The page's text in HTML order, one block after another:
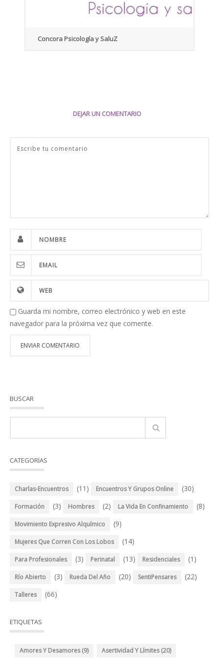
Concora Psicología y SaluZ
DEJAR UN COMENTARIO
Guarda mi nombre, correo electrónico y web en este
navegador para la próxima vez que comente.
BUSCAR
CATEGORÍAS
Charlas-Encuentros (11) Encuentros Y Grupos Online (30)
Formación (3) Hombres (2) La Vida En Confinamiento (8)
Movimiento Expresivo Alquímico (9)
Mujeres Que Corren Con Los Lobos (14)
Para Profesionales (3) Perinatal (13) Residenciales (1)
Río Abierto (3) Rueda Del Año (20) SentiPensares (22)
Talleres (66)
ETIQUETAS
Amores Y Desamores(9) Asertividad Y Límites(20)